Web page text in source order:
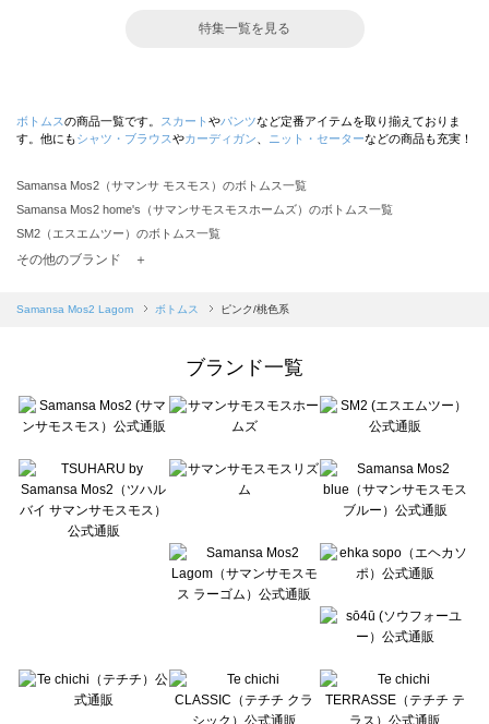
特集一覧を見る
ボトムスの商品一覧です。 スカート やパンツなど定番アイテムを取り揃えておりま
す。他にもシャツ・ブラウスやカーディガン ニット・セーターなどの商品も充実！
Samansa Mos2（サマンサ モスモス）のボトムス一覧
Samansa Mos2 home's（サマンサモスモスホームズ）のボトムス一覧
SM2（エスエムツー）のボトムス一覧
TSUHARU by Samansa Mos2（ツハルバイサマンサモスモス）のボトムス一覧
Samansa Mos2 blue（サマンサモスモス ブルー）のボトムス一覧
sō4ū（ソウフォーユー）のボトムス一覧
Te chichi（テチチ）のボトムス一覧
Te chichi CLASSIC（テチチ クラシック）のボトムス一覧
Lugnoncure（ルノンキュール）のボトムス一覧
BETTY'S BLUE（べティーズブルー）のボトムス一覧
Wpc.（ワールドパーティー）のボトムス一覧
その他のブランド ＋
Samansa Mos2 Lagom ボトムス ピンク/桃色系
ブランド一覧